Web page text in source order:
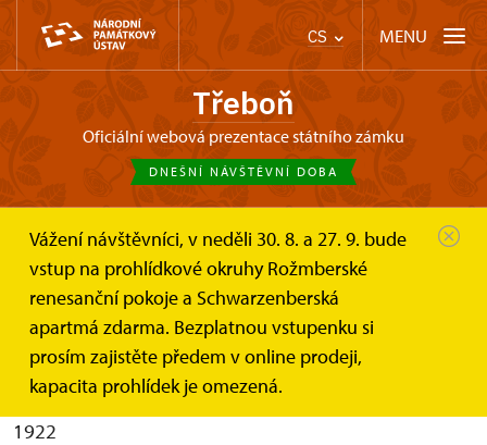
CS MENU
Třeboň
oficiální webová prezentace státního zámku
DNEŠNÍ NÁVŠTĚVNÍ DOBA
Vážení návštěvníci, v neděli 30. 8. a 27. 9. bude
vstup na prohlídkové okruhy Rožmberské
renesanční pokoje a Schwarzenberská
apartmá zdarma. Bezplatnou vstupenku si
prosím zajistěte předem v online prodeji,
kapacita prohlídek je omezená.
Třeboň O zámku
O zámku
Renesanční sídlo posledního Rožmberka, Petra Voka,
a vánoční rezidence Schwarzenbergů v letech 1895-
1922